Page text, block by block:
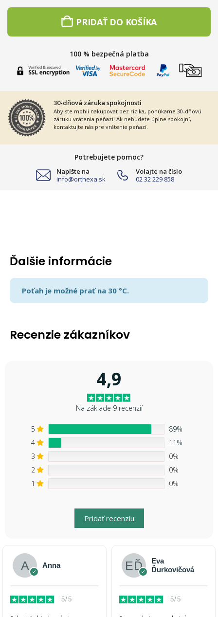
PRIDAŤ DO KOŠÍKA
100 % bezpečná platba
30-dňová záruka spokojnosti
Aby ste mohli nakupovať bez rizika, ponúkame 30-dňovú
záruku vrátenia peňazí! Ak nebudete úplne spokojní,
kontaktujte nás pre vrátenie peňazí.
Potrebujete pomoc?
Napíšte na
info@orthexa.sk
Volajte na číslo
02 32 229 858
Ďalšie informácie
Poťah je možné prať na 30 °C.
Recenzie zákazníkov
4,9
Na základe 9 recenzií
5
89%
4
11%
3
0%
2
0%
1
0%
Pridať recenziu
Anna
5/5
Eva
Ďurkovičová
5/5